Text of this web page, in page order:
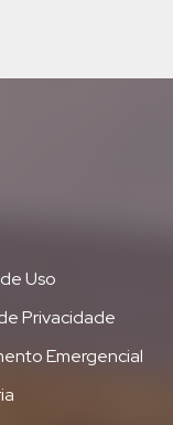
Uso
Privacidade
Emergencial